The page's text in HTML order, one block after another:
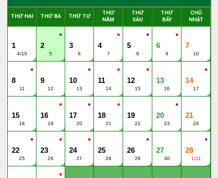
THỨ HAI THỨ BA THỨ TƯ
THỨ
NĂM
THỨ
SÁU
THỨ
BẨY
CHỦ
NHẬT
1
4/10
●
2
5
3
6
●
4
7
●
5
8
●
6
9
7
10
●
8
11
9
12
●
10
13
●
11
14
●
12
15
13
16
●
14
17
15
18
●
16
19
●
17
20
●
18
21
19
22
●
20
23
21
24
●
22
25
●
23
26
●
24
27
25
28
●
26
29
27
30
●
28
1/11
●